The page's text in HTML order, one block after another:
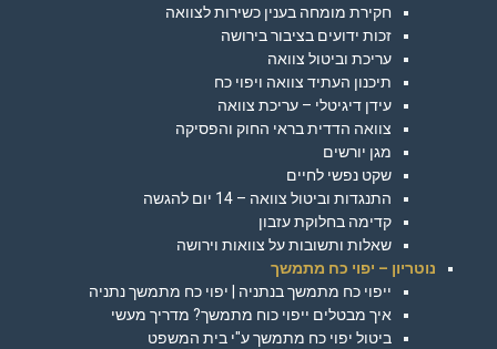
חקירת מומחה בענין כשירות לצוואה
זכות ידועים בציבור בירושה
עריכת וביטול צוואה
תיכנון העתיד צוואה ויפוי כח
עידן דיגיטלי – עריכת צוואה
צוואה הדדית בראי החוק והפסיקה
מגן יורשים
שקט נפשי לחיים
התנגדות וביטול צוואה – 14 יום להגשה
קדימה בחלוקת עזבון
שאלות ותשובות על צוואות וירושה
נוטריון – יפוי כח מתמשך
ייפוי כח מתמשך בנתניה | יפוי כח מתמשך נתניה
איך מבטלים ייפוי כוח מתמשך? מדריך מעשי
ביטול יפוי כח מתמשך ע"י בית המשפט